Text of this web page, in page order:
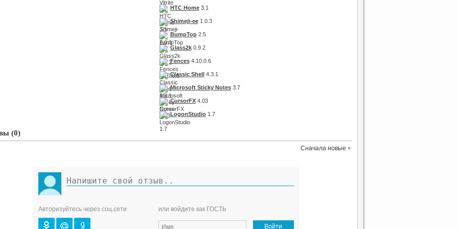
HTC Home3.1
Shimeji-ee1.0.3
BumpTop2.5
Glass2k0.9.2
Fences4.10.0.6
Classic Shell4.3.1
Microsoft Sticky Notes3.7
CursorFX4.03
LogonStudio1.7
(0)
Сначала новые
Авторизуйтесь через соц.сети или войдите как ГОСТЬ
Войти